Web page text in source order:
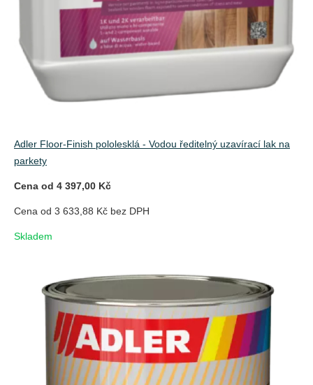
Adler Floor-Finish pololesklá - Vodou ředitelný uzavírací lak na
parkety
Cena od 4 397,00 Kč
Cena od 3 633,88 Kč bez DPH
Skladem